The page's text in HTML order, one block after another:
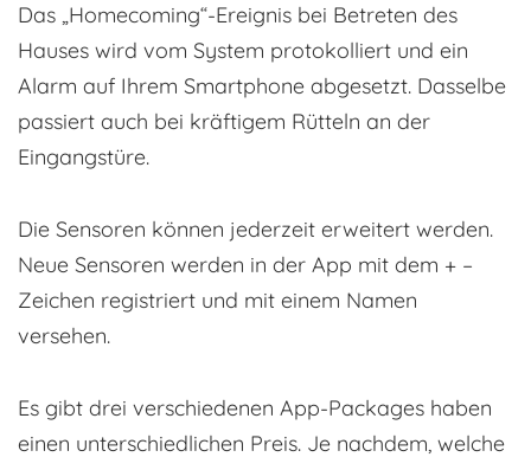
Das „Homecoming“-Ereignis bei Betreten des
Hauses wird vom System protokolliert und ein
Alarm auf Ihrem Smartphone abgesetzt. Dasselbe
passiert auch bei kräftigem Rütteln an der
Eingangstüre.
Die Sensoren können jederzeit erweitert werden.
Neue Sensoren werden in der App mit dem + –
Zeichen registriert und mit einem Namen
versehen.
Es gibt drei verschiedenen App-Packages haben
einen unterschiedlichen Preis. Je nachdem, welche